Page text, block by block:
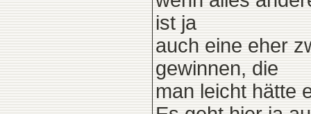
ist ja
auch eine eher
gewinnen, die
man leicht hätte